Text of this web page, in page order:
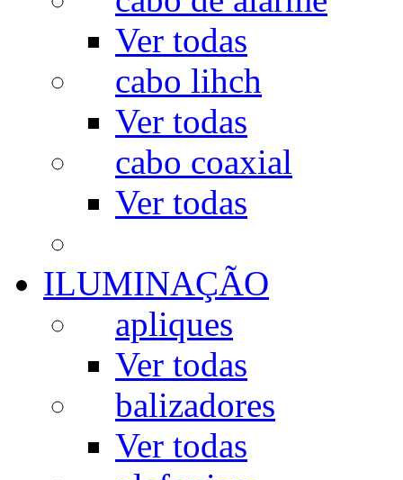
Ver todas
cabo lihch
Ver todas
cabo coaxial
Ver todas
ILUMINAÇÃO
apliques
Ver todas
balizadores
Ver todas